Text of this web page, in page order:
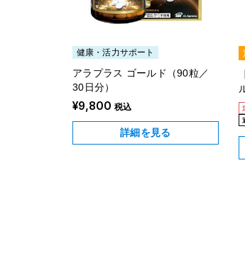
健康・活力サポート
アラプラス ゴールド（90粒／
30日分）
¥9,800 税込
詳細を見る